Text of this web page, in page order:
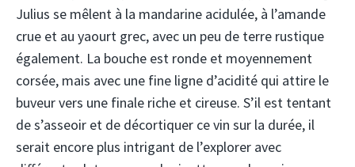
Julius se mêlent à la mandarine acidulée, à l’amande
crue et au yaourt grec, avec un peu de terre rustique
également. La bouche est ronde et moyennement
corsée, mais avec une fine ligne d’acidité qui attire le
buveur vers une finale riche et cireuse. S’il est tentant
de s’asseoir et de décortiquer ce vin sur la durée, il
serait encore plus intrigant de l’explorer avec